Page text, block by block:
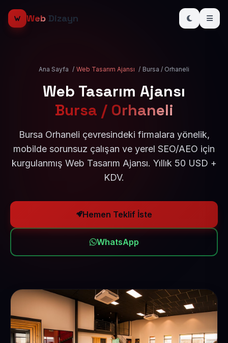
Web Dizayn
Ana Sayfa / Web Tasarım Ajansı / Bursa / Orhaneli
Web Tasarım Ajansı
Bursa / Orhaneli
Bursa Orhaneli çevresindeki firmalara yönelik,
mobilde sorunsuz çalışan ve yerel SEO/AEO için
kurgulanmış Web Tasarım Ajansı. Yıllık 50 USD +
KDV.
Hemen Teklif İste
WhatsApp